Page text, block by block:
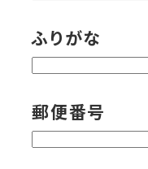
ふりがな
郵便番号